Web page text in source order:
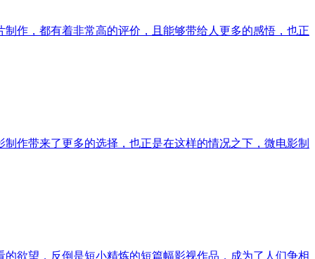
作，都有着非常高的评价，且能够带给人更多的感悟，也正
作带来了更多的选择，也正是在这样的情况之下，微电影制
欲望，反倒是短小精炼的短篇幅影视作品，成为了人们争相